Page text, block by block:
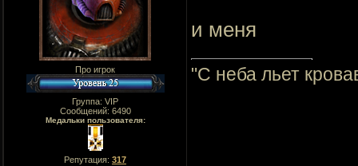
Про игрок
Группа: VIP
Сообщений: 6490
Медальки пользователя:
Репутация: 317
и меня
"C неба льет